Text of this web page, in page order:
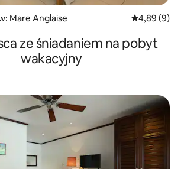
Mare Anglaise Średnia
4,89 (9)
ze śniadaniem na pobyt
wakacyjny